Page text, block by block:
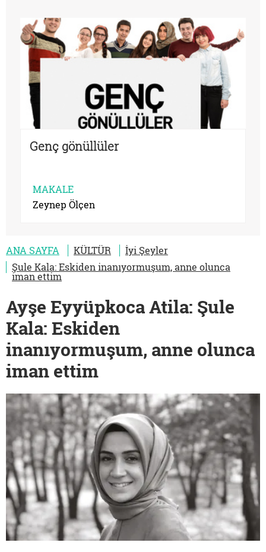
Genç gönüllüler
MAKALE
Zeynep Ölçen
ANA SAYFA KÜLTÜR
İyi Şeyler
Şule Kala: Eskiden inanıyormuşum, anne olunca
iman ettim
Ayşe Eyyüpkoca Atila: Şule
Kala: Eskiden
inanıyormuşum, anne olunca
iman ettim